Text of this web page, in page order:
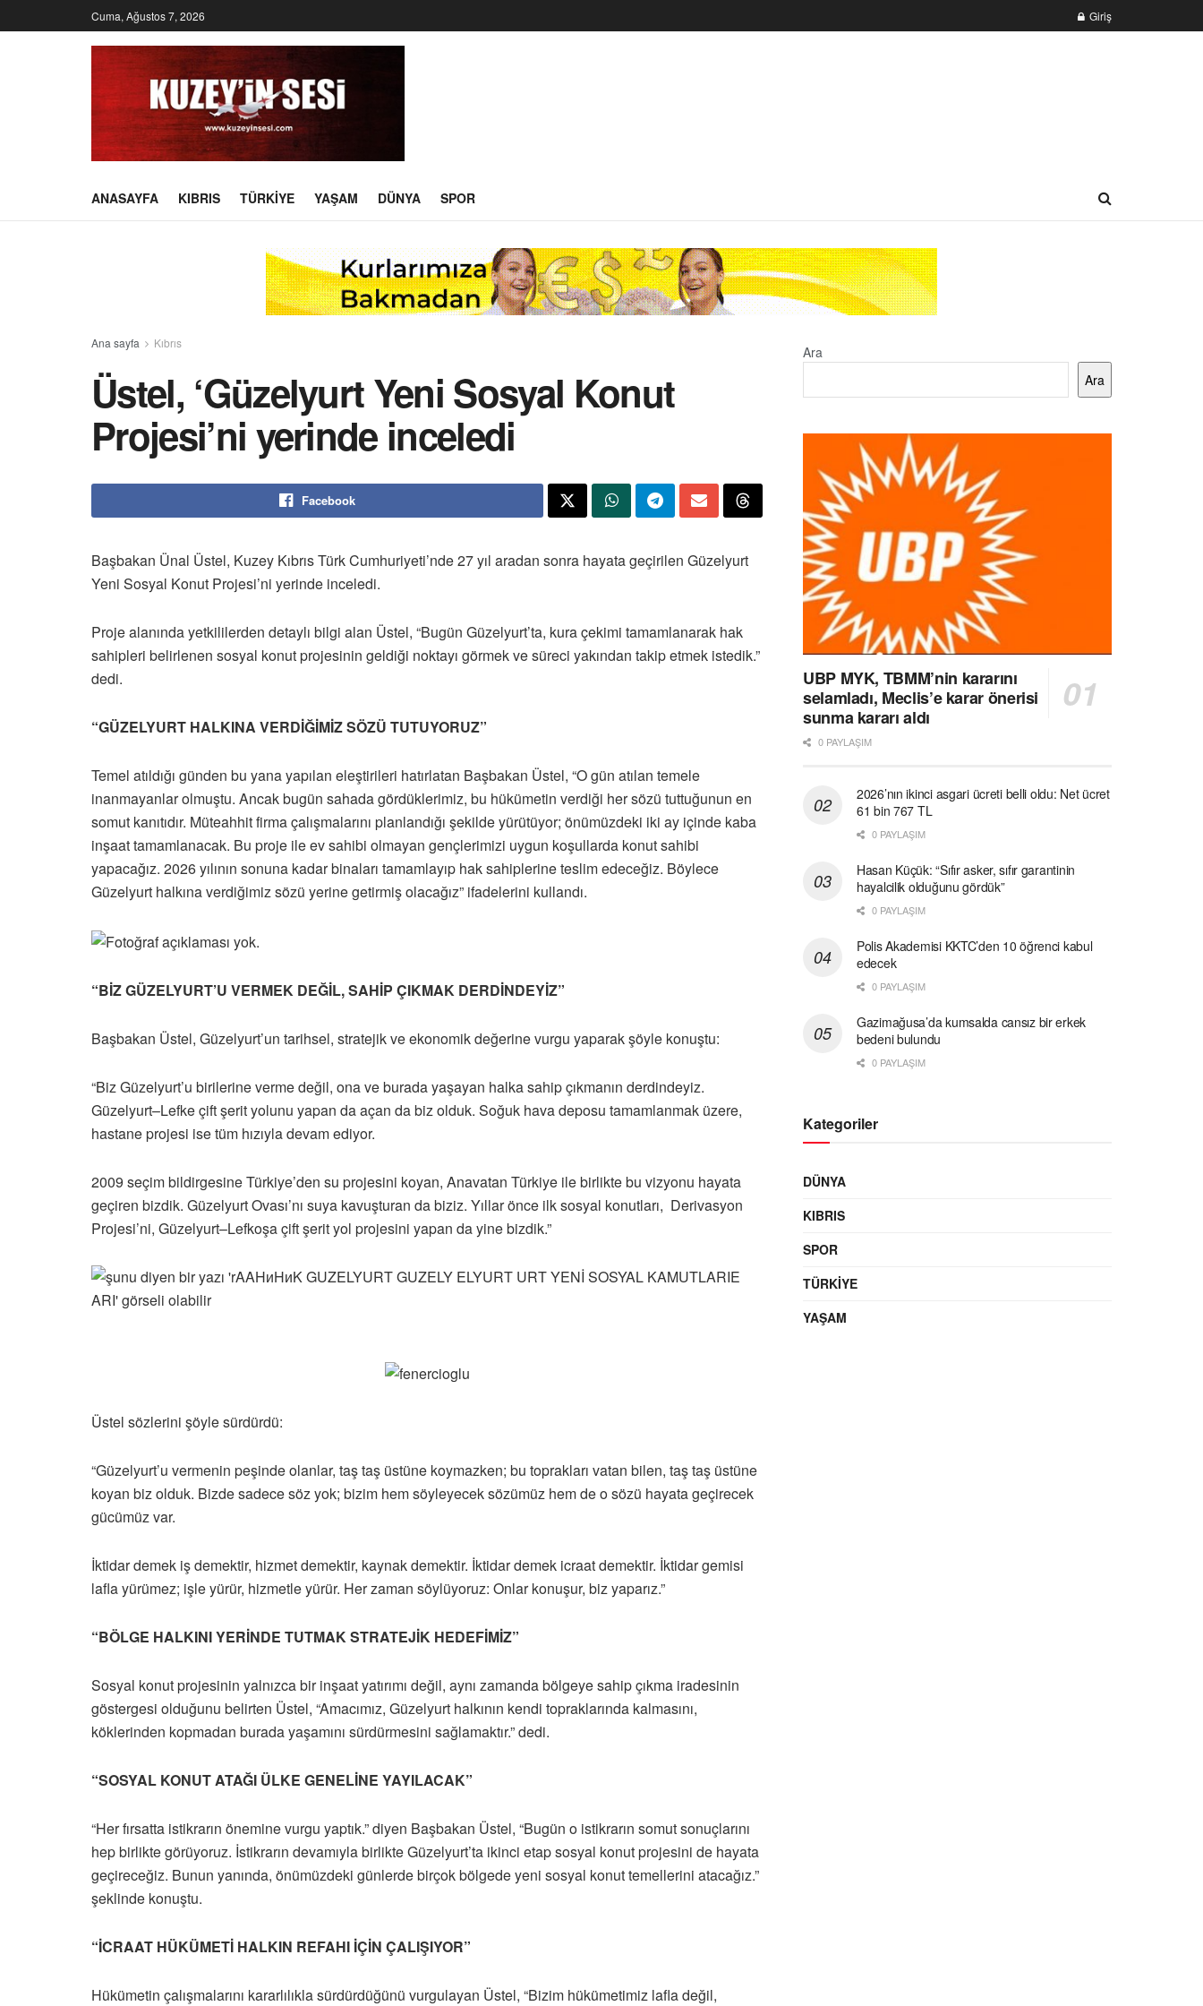
Cuma, Ağustos 7, 2026 Giriş
ANASAYFA KIBRIS TÜRKIYE YAŞAM DÜNYA SPOR
Ana sayfa Kıbrıs
Üstel, ‘Güzelyurt Yeni Sosyal Konut
Projesi’ni yerinde inceledi
Facebook
Başbakan Ünal Üstel, Kuzey Kıbrıs Türk Cumhuriyeti’nde 27 yıl aradan sonra hayata geçirilen Güzelyurt
Yeni Sosyal Konut Projesi’ni yerinde inceledi.
Proje alanında yetkililerden detaylı bilgi alan Üstel, “Bugün Güzelyurt’ta, kura çekimi tamamlanarak hak
sahipleri belirlenen sosyal konut projesinin geldiği noktayı görmek ve süreci yakından takip etmek istedik.”
dedi.
“GÜZELYURT HALKINA VERDİĞİMİZ SÖZÜ TUTUYORUZ”
Temel atıldığı günden bu yana yapılan eleştirileri hatırlatan Başbakan Üstel, “O gün atılan temele
inanmayanlar olmuştu. Ancak bugün sahada gördüklerimiz, bu hükümetin verdiği her sözü tuttuğunun en
somut kanıtıdır. Müteahhit firma çalışmalarını planlandığı şekilde yürütüyor; önümüzdeki iki ay içinde kaba
inşaat tamamlanacak. Bu proje ile ev sahibi olmayan gençlerimizi uygun koşullarda konut sahibi
yapacağız. 2026 yılının sonuna kadar binaları tamamlayıp hak sahiplerine teslim edeceğiz. Böylece
Güzelyurt halkına verdiğimiz sözü yerine getirmiş olacağız” ifadelerini kullandı.
“BİZ GÜZELYURT’U VERMEK DEĞİL, SAHİP ÇIKMAK DERDİNDEYİZ”
Başbakan Üstel, Güzelyurt’un tarihsel, stratejik ve ekonomik değerine vurgu yaparak şöyle konuştu:
“Biz Güzelyurt’u birilerine verme değil, ona ve burada yaşayan halka sahip çıkmanın derdindeyiz.
Güzelyurt–Lefke çift şerit yolunu yapan da açan da biz olduk. Soğuk hava deposu tamamlanmak üzere,
hastane projesi ise tüm hızıyla devam ediyor.
2009 seçim bildirgesine Türkiye’den su projesini koyan, Anavatan Türkiye ile birlikte bu vizyonu hayata
geçiren bizdik. Güzelyurt Ovası’nı suya kavuşturan da biziz. Yıllar önce ilk sosyal konutları, Derivasyon
Projesi’ni, Güzelyurt–Lefkoşa çift şerit yol projesini yapan da yine bizdik.”
Üstel sözlerini şöyle sürdürdü:
“Güzelyurt’u vermenin peşinde olanlar, taş taş üstüne koymazken; bu toprakları vatan bilen, taş taş üstüne
koyan biz olduk. Bizde sadece söz yok; bizim hem söyleyecek sözümüz hem de o sözü hayata geçirecek
gücümüz var.
İktidar demek iş demektir, hizmet demektir, kaynak demektir. İktidar demek icraat demektir. İktidar gemisi
lafla yürümez; işle yürür, hizmetle yürür. Her zaman söylüyoruz: Onlar konuşur, biz yaparız.”
“BÖLGE HALKINI YERİNDE TUTMAK STRATEJİK HEDEFİMİZ”
Sosyal konut projesinin yalnızca bir inşaat yatırımı değil, aynı zamanda bölgeye sahip çıkma iradesinin
göstergesi olduğunu belirten Üstel, “Amacımız, Güzelyurt halkının kendi topraklarında kalmasını,
köklerinden kopmadan burada yaşamını sürdürmesini sağlamaktır.” dedi.
“SOSYAL KONUT ATAĞI ÜLKE GENELİNE YAYILACAK”
“Her fırsatta istikrarın önemine vurgu yaptık.” diyen Başbakan Üstel, “Bugün o istikrarın somut sonuçlarını
hep birlikte görüyoruz. İstikrarın devamıyla birlikte Güzelyurt’ta ikinci etap sosyal konut projesini de hayata
geçireceğiz. Bunun yanında, önümüzdeki günlerde birçok bölgede yeni sosyal konut temellerini atacağız.”
şeklinde konuştu.
“İCRAAT HÜKÜMETİ HALKIN REFAHI İÇİN ÇALIŞIYOR”
Hükümetin çalışmalarını kararlılıkla sürdürdüğünü vurgulayan Üstel, “Bizim hükümetimiz lafla değil,
Ara
Ara
UBP MYK, TBMM’nin kararını
selamladı, Meclis’e karar önerisi
sunma kararı aldı
0 PAYLAŞIM
2026’nın ikinci asgari ücreti belli oldu: Net ücret
61 bin 767 TL
0 PAYLAŞIM
Hasan Küçük: “Sıfır asker, sıfır garantinin
hayalcilik olduğunu gördük”
0 PAYLAŞIM
Polis Akademisi KKTC’den 10 öğrenci kabul
edecek
0 PAYLAŞIM
Gazimağusa’da kumsalda cansız bir erkek
bedeni bulundu
0 PAYLAŞIM
Kategoriler
DÜNYA
KIBRIS
SPOR
TÜRKIYE
YAŞAM